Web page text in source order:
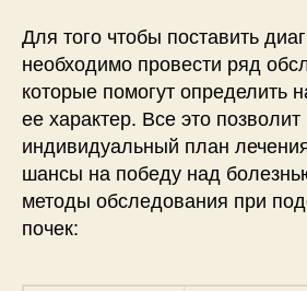
Для того чтобы поставить
необходимо провести ряд
которые помогут определить
ее характер. Все это позволит
индивидуальный план
шансы на победу над
методы обследования при
почек: